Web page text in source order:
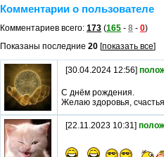
Комментарии о пользователе
Комментариев всего: 173 (165 - 8 - 0)
Показаны последние 20 [показать все]
[30.04.2024 12:56]
С днём рождения.
Желаю здоровья,
[22.11.2023 10:31]